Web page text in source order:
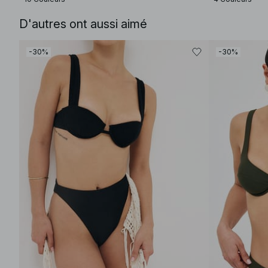
D'autres ont aussi aimé
-30% -30%